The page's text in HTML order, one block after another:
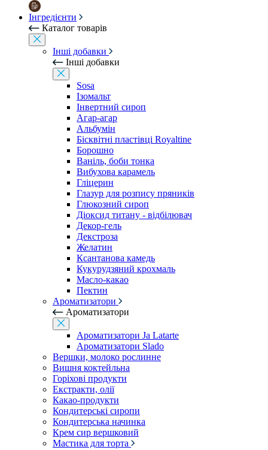
Інгредієнти
Каталог товарів
Інші добавки
Інші добавки
Sosa
Ізомальт
Інвертний сироп
Агар-агар
Альбумін
Бісквітні пластівці Royaltine
Борошно
Ваніль, боби тонка
Вибухова карамель
Гліцерин
Глазур для розпису пряників
Глюкозний сироп
Діоксид титану - відбілювач
Декор-гель
Декстроза
Желатин
Ксантанова камедь
Кукурудзяний крохмаль
Масло-какао
Пектин
Ароматизатори
Ароматизатори
Ароматизатори Ja Latarte
Ароматизатори Slado
Вершки, молоко рослинне
Вишня коктейльна
Горіхові продукти
Екстракти, олії
Какао-продукти
Кондитерські сиропи
Кондитерська начинка
Крем сир вершковий
Мастика для торта